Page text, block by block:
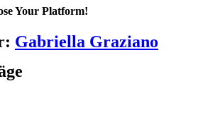
09-
Your Platform!
Gabriella Graziano